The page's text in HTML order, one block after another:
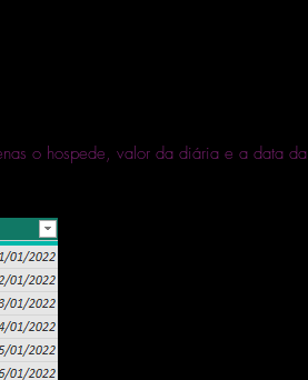
o hospede, valor da diária e a data da